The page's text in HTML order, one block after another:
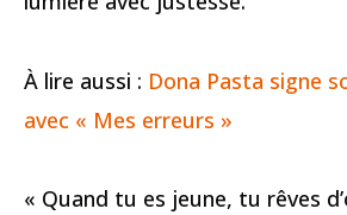
À lire aussi : Dona Pasta signe
avec « Mes erreurs »
« Quand tu es jeune, tu rêves